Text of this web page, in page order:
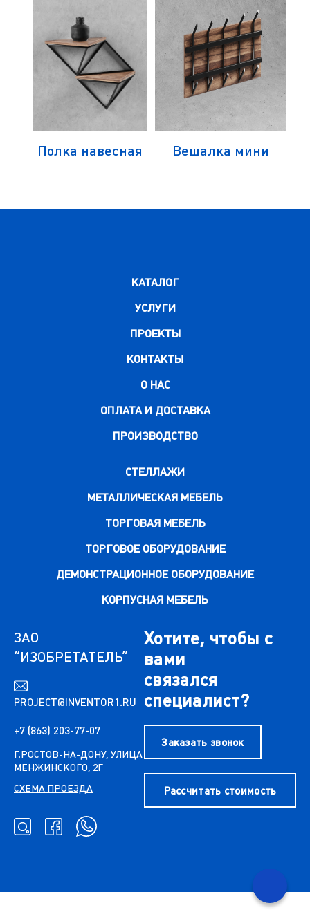
Полка навесная Вешалка мини
КАТАЛОГ
УСЛУГИ
ПРОЕКТЫ
КОНТАКТЫ
О НАС
ОПЛАТА И ДОСТАВКА
ПРОИЗВОДСТВО
СТЕЛЛАЖИ
МЕТАЛЛИЧЕСКАЯ МЕБЕЛЬ
ТОРГОВАЯ МЕБЕЛЬ
ТОРГОВОЕ ОБОРУДОВАНИЕ
ДЕМОНСТРАЦИОННОЕ ОБОРУДОВАНИЕ
КОРПУСНАЯ МЕБЕЛЬ
ЗАО
“ИЗОБРЕТАТЕЛЬ”
PROJECT@INVENTOR1.RU
+7 (863) 203-77-07
Г.РОСТОВ-НА-ДОНУ, УЛИЦА
МЕНЖИНСКОГО, 2Г
СХЕМА ПРОЕЗДА
Хотите, чтобы с
вами
связался
специалист?
Заказать звонок
Рассчитать стоимость